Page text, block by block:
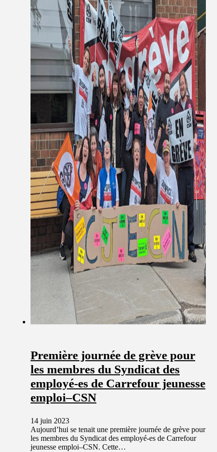
Première journée de grève pour
les membres du Syndicat des
employé-es de Carrefour jeunesse
emploi–CSN
14 juin 2023
Aujourd’hui se tenait une première journée de grève pour
les membres du Syndicat des employé-es de Carrefour
jeunesse emploi–CSN. Cette…